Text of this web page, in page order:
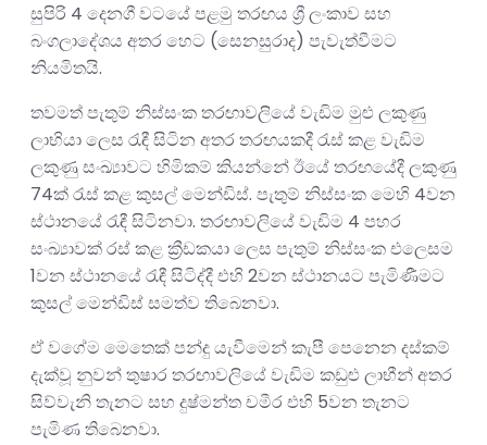
සුපිරි 4 දෙනගී වටයේ පළමු තරඟය ශ්‍රී ලංකාව සහ
බංගලාදේශය අතර හෙට (සෙනසුරාද) පැවැත්වීමට
නියමිතයි.
තවමත් පැතුම් නිස්සංක තරඟාවලියේ වැඩිම මුළු ලකුණු
ලාභියා ලෙස රැඳී සිටින අතර තරඟයකදී රැස් කළ වැඩිම
ලකුණු සංඛ්‍යාවට හිමිකම් කියන්නේ ඊයේ තරඟයේදී ලකුණු
74ක් රැස් කළ කුසල් මෙන්ඩිස්. පැතුම් නිස්සංක මෙහි 4වන
ස්ථානයේ රැඳී සිටිනවා. තරඟාවලියේ වැඩිම 4 පහර
සංඛ්‍යාවක් රස් කළ ක්‍රීඩකයා ලෙස පැතුම් නිස්සංක එලෙසම
1වන ස්ථානයේ රැඳී සිටිද්දී එහි 2වන ස්ථානයට පැමිණීමට
කුසල් මෙන්ඩිස් සමත්ව තිබෙනවා.
ඒ වගේම මෙතෙක් පන්දු යැවීමෙන් කැපී පෙනෙන දස්කම්
දැක්වූ නුවන් තුෂාර තරඟාවලියේ වැඩිම කඩුළු ලාභීන් අතර
සිව්වැනි තැනට සහ දුෂ්මන්ත චමීර එහි 5වන තැනට
පැමිණ තිබෙනවා.